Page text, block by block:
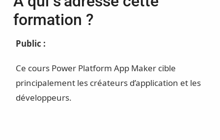
formation ?
Public :
Ce cours Power Platform App Maker cible
principalement les créateurs d’application et les
développeurs.